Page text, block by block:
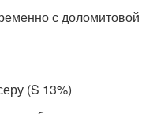
с доломитовой
(S 13%)